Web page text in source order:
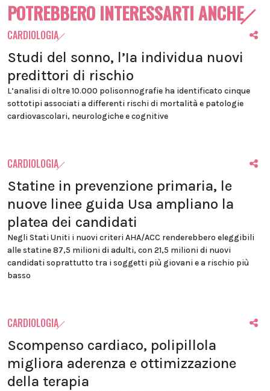
POTREBBERO INTERESSARTI ANCHE
CARDIOLOGIA
Studi del sonno, l’Ia individua nuovi
predittori di rischio
L’analisi di oltre 10.000 polisonnografie ha identificato cinque
sottotipi associati a differenti rischi di mortalità e patologie
cardiovascolari, neurologiche e cognitive
CARDIOLOGIA
Statine in prevenzione primaria, le
nuove linee guida Usa ampliano la
platea dei candidati
Negli Stati Uniti i nuovi criteri AHA/ACC renderebbero eleggibili
alle statine 87,5 milioni di adulti, con 21,5 milioni di nuovi
candidati soprattutto tra i soggetti più giovani e a rischio più
basso
CARDIOLOGIA
Scompenso cardiaco, polipillola
migliora aderenza e ottimizzazione
della terapia